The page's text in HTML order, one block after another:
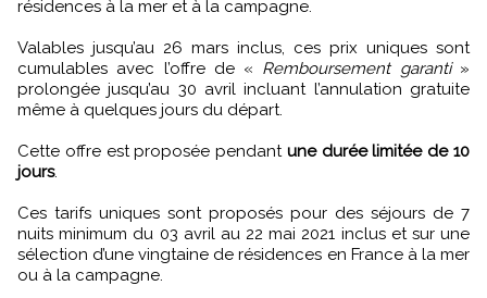
résidences à la mer et à la campagne.
Valables jusqu’au 26 mars inclus, ces prix uniques sont
cumulables avec l’offre de « Remboursement garanti »
prolongée jusqu’au 30 avril incluant l’annulation gratuite
même à quelques jours du départ.
Cette offre est proposée pendant une durée limitée de 10
jours.
Ces tarifs uniques sont proposés pour des séjours de 7
nuits minimum du 03 avril au 22 mai 2021 inclus et sur une
sélection d’une vingtaine de résidences en France à la mer
ou à la campagne.